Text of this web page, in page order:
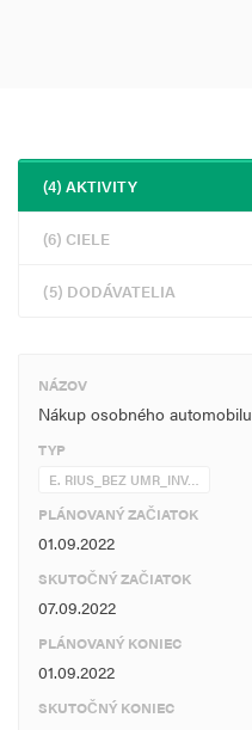
(4) AKTIVITY
(6) CIELE
(5) DODÁVATELIA
NÁZOV
Nákup osobného automobilu
TYP
E. RIUS_BEZ UMR_INV…
PLÁNOVANÝ ZAČIATOK
01.09.2022
SKUTOČNÝ ZAČIATOK
07.09.2022
PLÁNOVANÝ KONIEC
01.09.2022
SKUTOČNÝ KONIEC